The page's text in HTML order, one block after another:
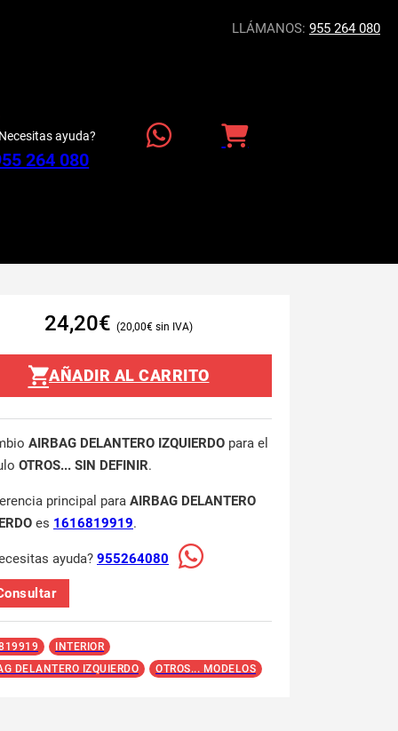
LLÁMANOS: 955 264 080
ayuda?
264 080
24,20€ 20,00€
AÑADIR AL CARRITO
AIRBAG DELANTERO IZQUIERDO para el
OTROS... SIN DEFINIR.
principal para AIRBAG DELANTERO
es 1616819919.
ayuda? 955264080
INTERIOR
DELANTERO IZQUIERDO
OTROS... MODELOS